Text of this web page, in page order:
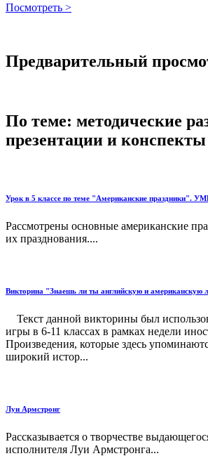
Посмотреть >
Предварительный
По теме: методические
презентации и конспекты
Урок в 5 классе по теме "Американские праздники".
Рассмотрены основные американские
их празднования....
Викторина "Знаешь ли ты английскую и американскую
Текст данной викторины был
игры в 6-11 классах в рамках недели
Произведения, которые здесь
широкий истор...
Луи Армстронг
Рассказывается о творчестве
исполнителя Луи Армстронга...